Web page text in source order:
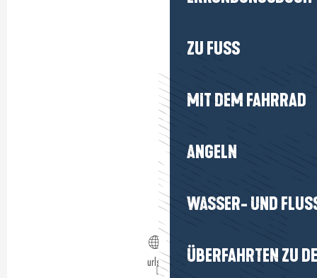
ZU FUSS
MIT DEM FAHRRAD
ANGELN
WASSER- UND
ÜBERFAHRTEN ZU
urls.fr